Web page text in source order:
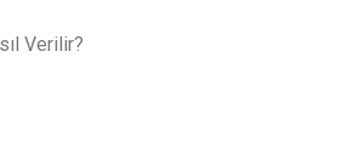
Verilir?